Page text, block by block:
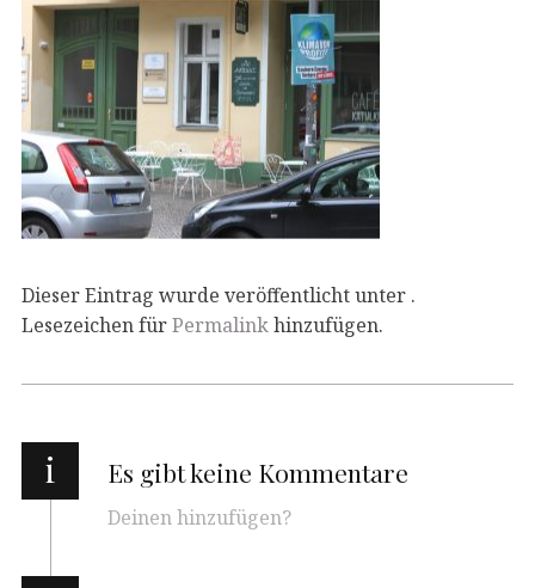
Dieser Eintrag wurde veröffentlicht unter .
Lesezeichen fürPermalinkhinzufügen.
i Es gibt keine Kommentare
Deinen hinzufügen?